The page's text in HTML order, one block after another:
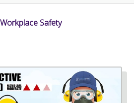
Workplace Safety